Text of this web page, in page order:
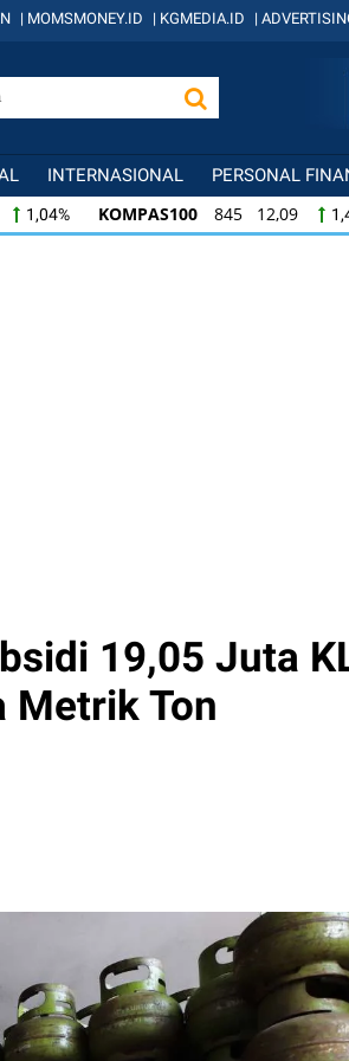
| MOMSMONEY.ID | KGMEDIA.ID |
INTERNASIONAL PERSONAL
1,04% KOMPAS100 845 12,09
12,09 1,45% LQ45 640 9,44
19,05 Juta
Metrik Ton